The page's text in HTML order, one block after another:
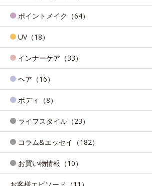
ポイントメイク（64）
UV（18）
インナーケア（33）
ヘア（16）
ボディ（8）
ライフスタイル（23）
コラム&エッセイ（182）
お買い物情報（10）